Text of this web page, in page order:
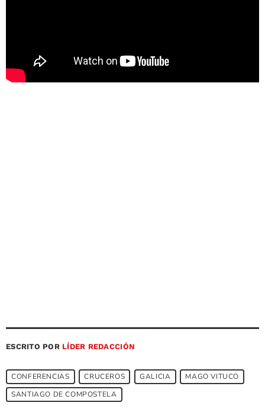
ESCRITO POR LÍDER REDACCIÓN
CONFERENCIAS CRUCEROS GALICIA
MAGO VITUCO
SANTIAGO DE COMPOSTELA